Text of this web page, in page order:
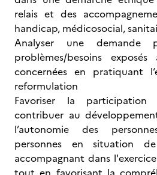
relais et des
handicap, médicosocial,
Analyser une demande
problèmes/besoins
concernées en pratiquant
reformulation
Favoriser la
contribuer au
l’autonomie des
personnes en situation
accompagnant dans